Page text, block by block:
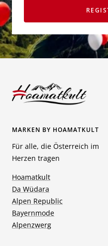
MARKEN BY HOAMATKULT
Für alle, die Österreich im
Herzen tragen
Hoamatkult
Da Wüdara
Alpen Republic
Bayernmode
Alpenzwerg